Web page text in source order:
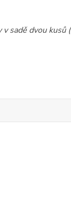
sadě dvou kusů